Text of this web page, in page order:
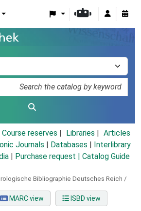
Course reserves Libraries
Articles
Journals Databases
Interlibrary
Purchase request | Catalog Guide
Bibliographie Deutsches Reich /
MARC view ISBD view